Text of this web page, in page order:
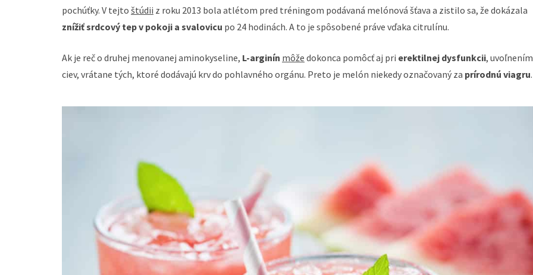
pochúťky. V tejto štúdii z roku 2013 bola atlétom pred tréningom podávaná melónová šťava a zistilo sa, že dokázala
znížiť srdcový tep v pokoji a svalovicu po 24 hodinách. A to je spôsobené práve vďaka citrulínu.
Ak je reč o druhej menovanej aminokyseline, L-arginín môže dokonca pomôcť aj pri erektilnej dysfunkcii, uvoľnením
ciev, vrátane tých, ktoré dodávajú krv do pohlavného orgánu. Preto je melón niekedy označovaný za prírodnú viagru.